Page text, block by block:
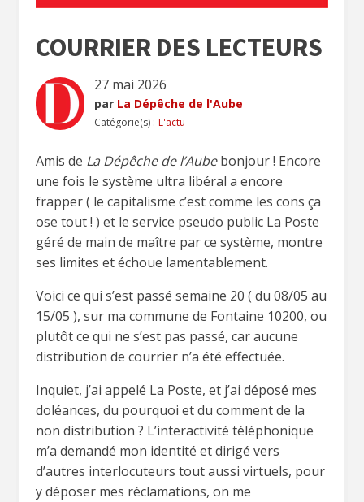
COURRIER DES LECTEURS
27 mai 2026
par La Dépêche de l'Aube
Catégorie(s) : L'actu
Amis de La Dépêche de l’Aubebonjour ! Encore
une fois le système ultra libéral a encore
frapper ( le capitalisme c’est comme les cons ça
ose tout ! ) et le service pseudo public La Poste
géré de main de maître par ce système, montre
ses limites et échoue lamentablement.
Voici ce qui s’est passé semaine 20 ( du 08/05 au
15/05 ), sur ma commune de Fontaine 10200, ou
plutôt ce qui ne s’est pas passé, car aucune
distribution de courrier n’a été effectuée.
Inquiet, j’ai appelé La Poste, et j’ai déposé mes
doléances, du pourquoi et du comment de la
non distribution ? L’interactivité téléphonique
m’a demandé mon identité et dirigé vers
d’autres interlocuteurs tout aussi virtuels, pour
y déposer mes réclamations, on me